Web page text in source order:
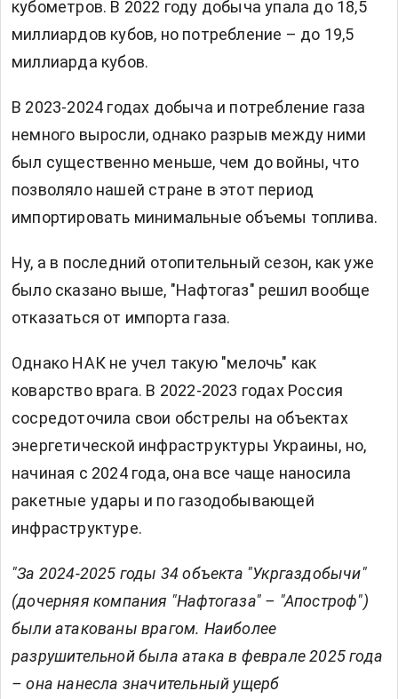
кубометров. В 2022 году добыча упала до 18,5
миллиардов кубов, но потребление – до 19,5
миллиарда кубов.
В 2023-2024 годах добыча и потребление газа
немного выросли, однако разрыв между ними
был существенно меньше, чем до войны, что
позволяло нашей стране в этот период
импортировать минимальные объемы топлива.
Ну, а в последний отопительный сезон, как уже
было сказано выше, "Нафтогаз" решил вообще
отказаться от импорта газа.
Однако НАК не учел такую "мелочь" как
коварство врага. В 2022-2023 годах Россия
сосредоточила свои обстрелы на объектах
энергетической инфраструктуры Украины, но,
начиная с 2024 года, она все чаще наносила
ракетные удары и по газодобывающей
инфраструктуре.
"За 2024-2025 годы 34 объекта "Укргаздобычи"
(дочерняя компания "Нафтогаза" – "Апостроф")
были атакованы врагом. Наиболее
разрушительной была атака в феврале 2025 года
– она нанесла значительный ущерб